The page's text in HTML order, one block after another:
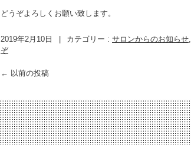
どうぞよろしくお願い致します。
2019年2月10日 カテゴリー : サロンからのお知らせ,
ぞ
← 以前の投稿